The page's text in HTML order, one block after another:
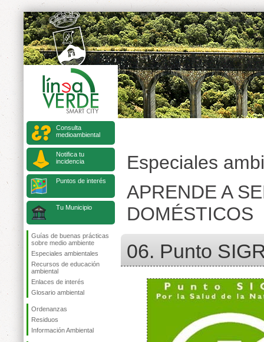
Consulta
medioambiental
Notifica tu
incidencia
Puntos de interés
Tu Municipio
Guías de buenas prácticas
sobre medio ambiente
Especiales ambientales
Recursos de educación
ambiental
Enlaces de interés
Glosario ambiental
Ordenanzas
Residuos
Información Ambiental
Especiales
APRENDE A
DOMÉSTICOS
06. Punto